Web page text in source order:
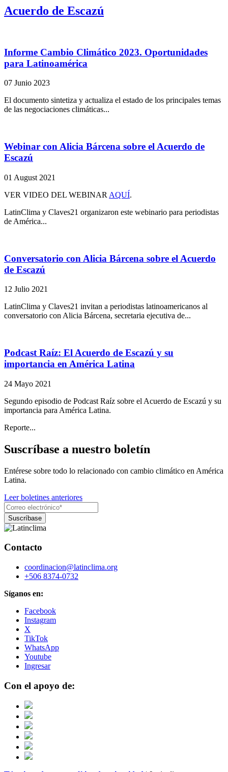
Acuerdo de Escazú
Informe Cambio Climático 2023. Oportunidades
para Latinoamérica
07 Junio 2023
El documento sintetiza y actualiza el estado de los principales temas
de las negociaciones climáticas...
Webinar con Alicia Bárcena sobre el Acuerdo de
Escazú
01 August 2021
VER VIDEO DEL WEBINAR AQUÍ.
LatinClima y Claves21 organizaron este webinario para periodistas
de América...
Conversatorio con Alicia Bárcena sobre el Acuerdo
de Escazú
12 Julio 2021
LatinClima y Claves21 invitan a periodistas latinoamericanos al
conversatorio con Alicia Bárcena, secretaria ejecutiva de...
Podcast Raíz: El Acuerdo de Escazú y su
importancia en América Latina
24 Mayo 2021
Segundo episodio de Podcast Raíz sobre el Acuerdo de Escazú y su
importancia para América Latina.
Reporte...
Suscríbase a nuestro boletín
Entérese sobre todo lo relacionado con cambio climático en América
Latina.
Leer boletines anteriores
Contacto
coordinacion@latinclima.org
+506 8374-0732
Síganos en:
Facebook
Instagram
X
TikTok
WhatsApp
Youtube
Ingresar
Con el apoyo de: